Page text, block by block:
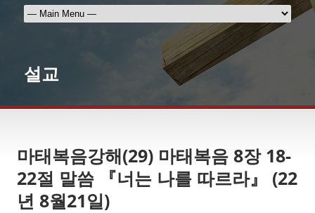
설교
마태복음강해(29) 마태복음 8장 18-
22절 말씀 『너는 나를 따르라』 (22
년 8월21일)